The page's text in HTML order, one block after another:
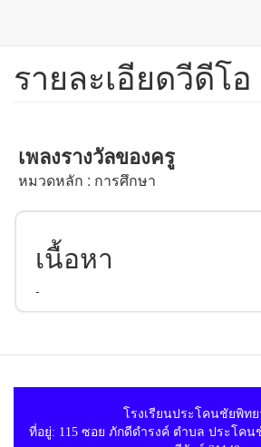
ข้ามรายละเอียดวีดีโอ
เพลงรางวัลของครู
หมวดหลัก : การศึกษา
เนื้อหา
-
โรงเรียนประโคนชัยพิท
ที่อยู่: 115 ซอย ภักดีดำรงค์ ตำบล ประโคน